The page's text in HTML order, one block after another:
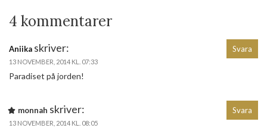
4 kommentarer
Aniika skriver:
13 NOVEMBER, 2014 KL. 07:33
Paradiset på jorden!
Svara
monnah skriver:
13 NOVEMBER, 2014 KL. 08:05
Svara